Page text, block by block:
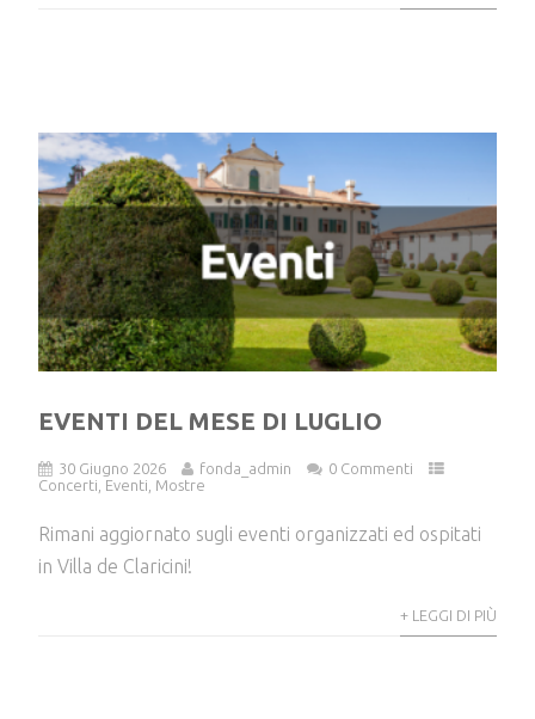
EVENTI DEL MESE DI LUGLIO
30 Giugno 2026 fonda_admin
0 Commenti
Concerti Eventi Mostre
Rimani aggiornato sugli eventi organizzati ed ospitati
in Villa de Claricini!
+ LEGGI DI PIÙ